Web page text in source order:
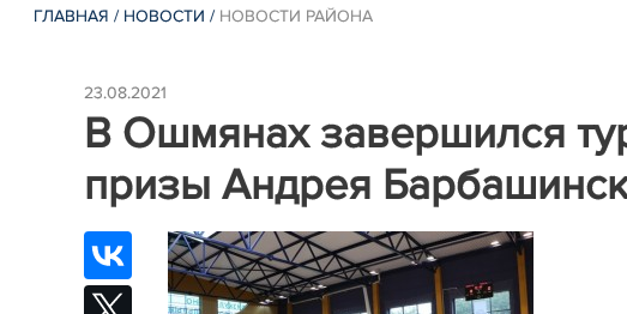
ГЛАВНАЯ / НОВОСТИ / НОВОСТИ РАЙОНА
23.08.2021
В Ошмянах завершился
призы Андрея